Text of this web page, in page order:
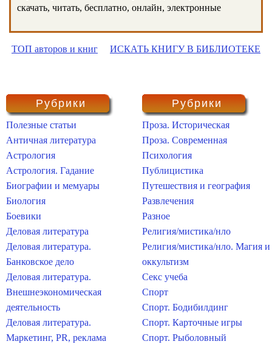
скачать, читать, бесплатно, онлайн, электронные
ТОП авторов и книг ИСКАТЬ КНИГУ В БИБЛИОТЕКЕ
Рубрики
Полезные статьи
Античная литература
Астрология
Астрология. Гадание
Биографии и мемуары
Биология
Боевики
Деловая литература
Деловая литература.
Банковское дело
Деловая литература.
Внешнеэкономическая
деятельность
Деловая литература.
Маркетинг, PR, реклама
Рубрики
Проза. Историческая
Проза. Современная
Психология
Публицистика
Путешествия и география
Развлечения
Разное
Религия/мистика/нло
Религия/мистика/нло. Магия и
оккультизм
Секс учеба
Спорт
Спорт. Бодибилдинг
Спорт. Карточные игры
Спорт. Рыболовный